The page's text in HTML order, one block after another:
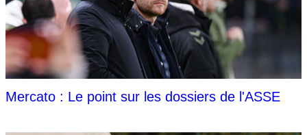
Mercato : Le point sur les dossiers de l'ASSE